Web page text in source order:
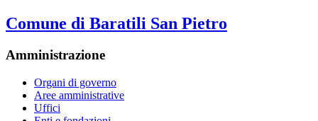
Comune di Baratili San Pietro
Amministrazione
Organi di governo
Aree amministrative
Uffici